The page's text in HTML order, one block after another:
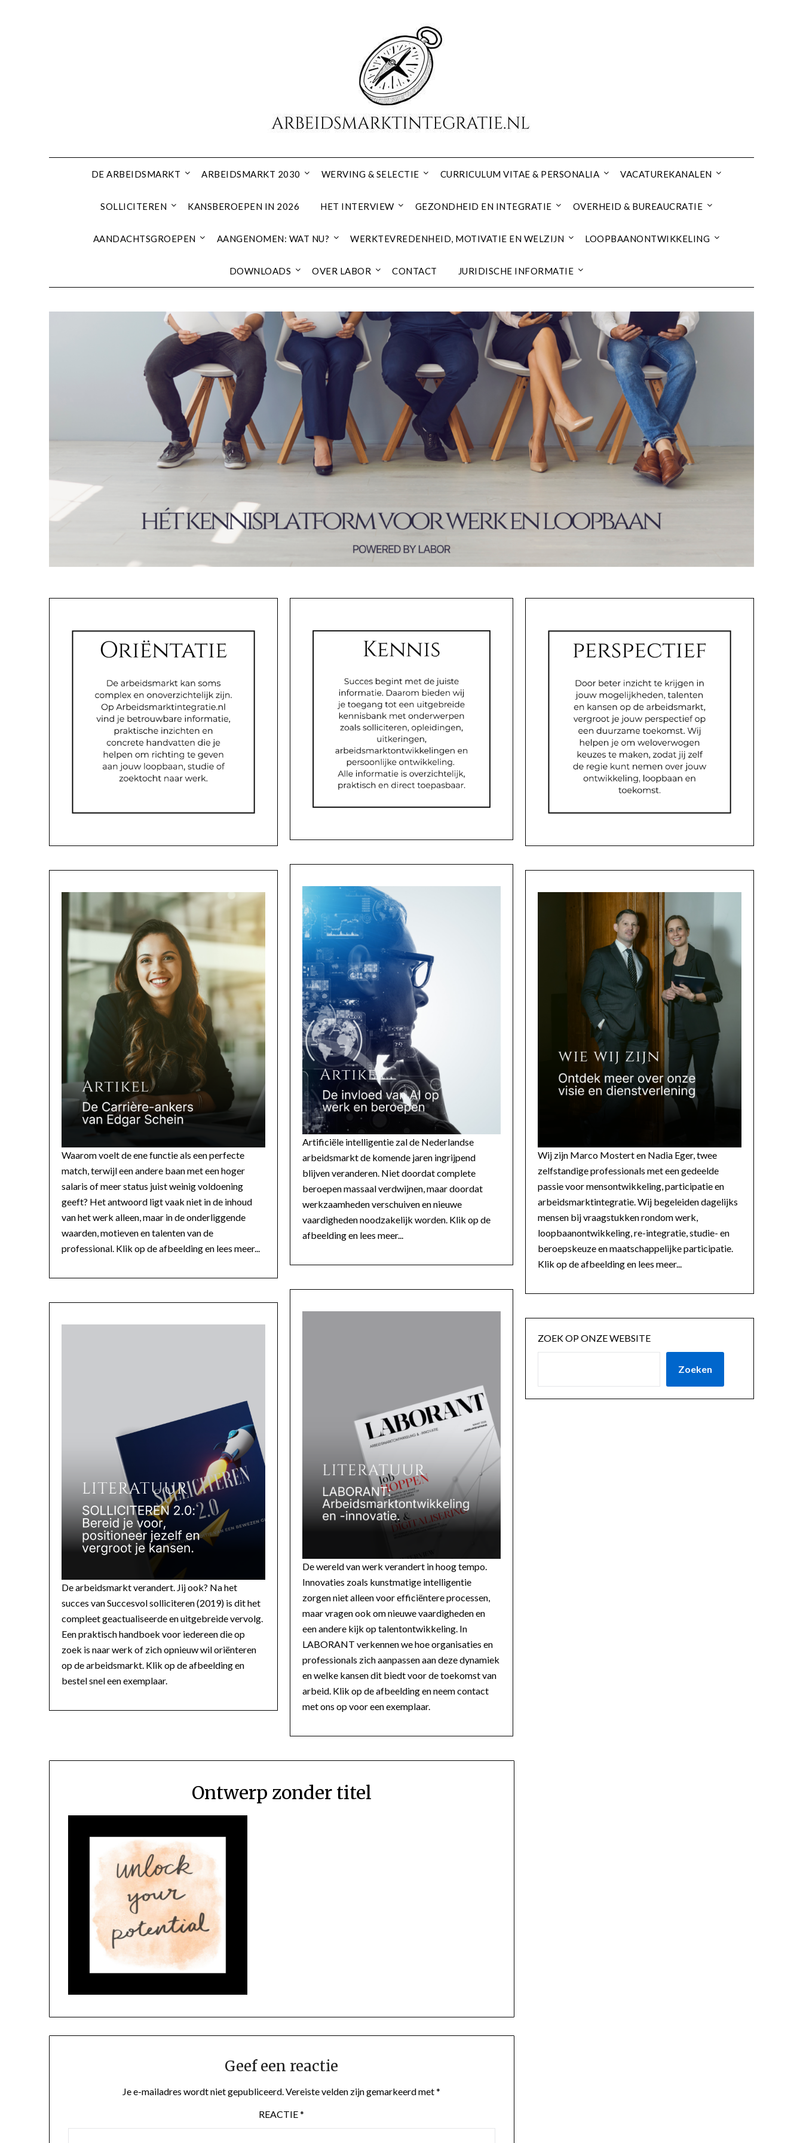
DE ARBEIDSMARKT ARBEIDSMARKT 2030 WERVING & SELECTIE CURRICULUM VITAE & PERSONALIA VACATUREKANALEN
SOLLICITEREN KANSBEROEPEN IN 2026 HET INTERVIEW GEZONDHEID EN INTEGRATIE OVERHEID & BUREAUCRATIE
AANDACHTSGROEPEN AANGENOMEN: WAT NU? WERKTEVREDENHEID, MOTIVATIE EN WELZIJN LOOPBAANONTWIKKELING
DOWNLOADS OVER LABOR CONTACT JURIDISCHE INFORMATIE
Waarom voelt de ene functie als een perfecte
match, terwijl een andere baan met een hoger
salaris of meer status juist weinig voldoening
geeft? Het antwoord ligt vaak niet in de inhoud
van het werk alleen, maar in de onderliggende
waarden, motieven en talenten van de
professional. Klik op de afbeelding en lees meer...
De arbeidsmarkt verandert. Jij ook? Na het
succes van Succesvol solliciteren (2019) is dit het
compleet geactualiseerde en uitgebreide vervolg.
Een praktisch handboek voor iedereen die op
zoek is naar werk of zich opnieuw wil oriënteren
op de arbeidsmarkt. Klik op de afbeelding en
bestel snel een exemplaar.
Artificiële intelligentie zal de Nederlandse
arbeidsmarkt de komende jaren ingrijpend
blijven veranderen. Niet doordat complete
beroepen massaal verdwijnen, maar doordat
werkzaamheden verschuiven en nieuwe
vaardigheden noodzakelijk worden. Klik op de
afbeelding en lees meer...
De wereld van werk verandert in hoog tempo.
Innovaties zoals kunstmatige intelligentie
zorgen niet alleen voor efficiëntere processen,
maar vragen ook om nieuwe vaardigheden en
een andere kijk op talentontwikkeling. In
LABORANT verkennen we hoe organisaties en
professionals zich aanpassen aan deze dynamiek
en welke kansen dit biedt voor de toekomst van
arbeid. Klik op de afbeelding en neem contact
met ons op voor een exemplaar.
Wij zijn Marco Mostert en Nadia Eger, twee
zelfstandige professionals met een gedeelde
passie voor mensontwikkeling, participatie en
arbeidsmarktintegratie. Wij begeleiden dagelijks
mensen bij vraagstukken rondom werk,
loopbaanontwikkeling, re-integratie, studie- en
beroepskeuze en maatschappelijke participatie.
Klik op de afbeelding en lees meer...
ZOEK OP ONZE WEBSITE
Zoeken
Ontwerp zonder titel
Geef een reactie
Je e-mailadres wordt niet gepubliceerd.Vereiste velden zijn gemarkeerd met*
REACTIE*